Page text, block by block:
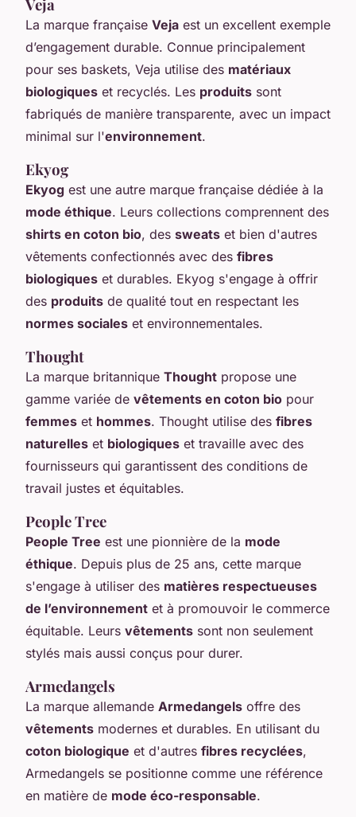
Veja
La marque française Veja est un excellent exemple
d’engagement durable. Connue principalement
pour ses baskets, Veja utilise des matériaux
biologiques et recyclés. Les produits sont
fabriqués de manière transparente, avec un impact
minimal sur l'environnement.
Ekyog
Ekyog est une autre marque française dédiée à la
mode éthique. Leurs collections comprennent des
shirts en coton bio, des sweats et bien d'autres
vêtements confectionnés avec des fibres
biologiques et durables. Ekyog s'engage à offrir
des produits de qualité tout en respectant les
normes sociales et environnementales.
Thought
La marque britannique Thought propose une
gamme variée de vêtements en coton bio pour
femmes et hommes. Thought utilise des fibres
naturelles et biologiques et travaille avec des
fournisseurs qui garantissent des conditions de
travail justes et équitables.
People Tree
People Tree est une pionnière de la mode
éthique. Depuis plus de 25 ans, cette marque
s'engage à utiliser des matières respectueuses
de l’environnement et à promouvoir le commerce
équitable. Leurs vêtements sont non seulement
stylés mais aussi conçus pour durer.
Armedangels
La marque allemande Armedangels offre des
vêtements modernes et durables. En utilisant du
coton biologique et d'autres fibres recyclées,
Armedangels se positionne comme une référence
en matière de mode éco-responsable.